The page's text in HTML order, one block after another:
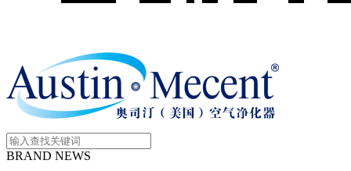
BRAND NEWS